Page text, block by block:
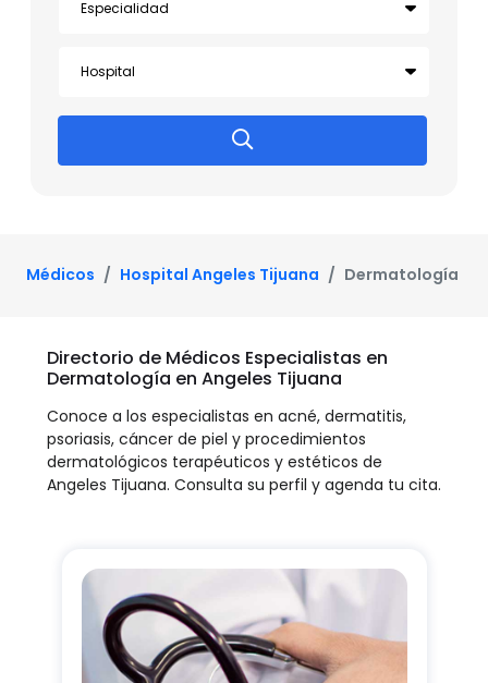
Médicos Hospital Angeles Tijuana Dermatología
Directorio de Médicos Especialistas en
Dermatología en Angeles Tijuana
Conoce a los especialistas en acné, dermatitis,
psoriasis, cáncer de piel y procedimientos
dermatológicos terapéuticos y estéticos de
Angeles Tijuana. Consulta su perfil y agenda tu cita.